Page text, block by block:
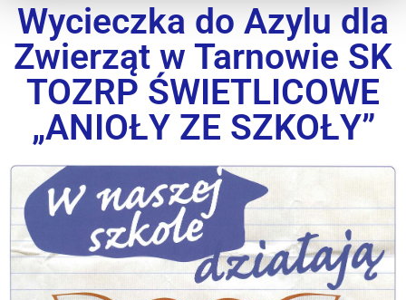
Wycieczka do Azylu dla
Zwierząt w Tarnowie SK
TOZRP ŚWIETLICOWE
„ANIOŁY ZE SZKOŁY”